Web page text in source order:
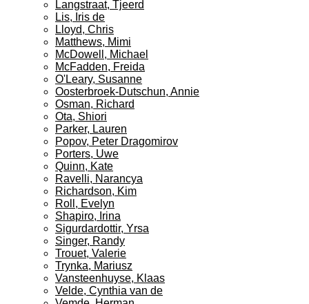
Langstraat, Tjeerd
Lis, Iris de
Lloyd, Chris
Matthews, Mimi
McDowell, Michael
McFadden, Freida
O'Leary, Susanne
Oosterbroek-Dutschun, Annie
Osman, Richard
Ota, Shiori
Parker, Lauren
Popov, Peter Dragomirov
Porters, Uwe
Quinn, Kate
Ravelli, Narancya
Richardson, Kim
Roll, Evelyn
Shapiro, Irina
Sigurdardottir, Yrsa
Singer, Randy
Trouet, Valerie
Trynka, Mariusz
Vansteenhuyse, Klaas
Velde, Cynthia van de